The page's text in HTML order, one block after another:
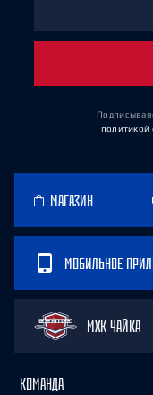
политикой
МАГАЗИН
МОБИЛЬНОЕ
МХК ЧАЙКА
КОМАНДА